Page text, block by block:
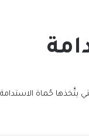
يتَّخذها حُماة